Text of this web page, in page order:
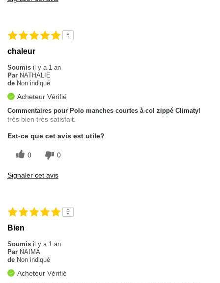
5
chaleur
Soumis il y a 1 an
Par NATHALIE
de Non indiqué
Acheteur Vérifié
Commentaires pour Polo manches courtes à col zippé Climatyl
très bien très satisfait.
Est-ce que cet avis est utile?
0 0
Signaler cet avis
5
Bien
Soumis il y a 1 an
Par NAIMA
de Non indiqué
Acheteur Vérifié